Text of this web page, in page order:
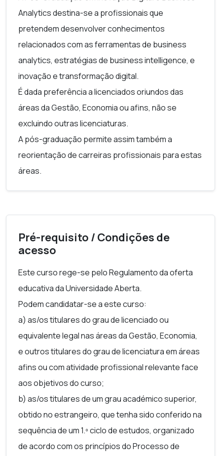
As/Os estudantes terão a oportunidade de criar
redes de contactos com colegas e especialistas
das áreas em estudo, promovendo
relacionamentos profissionais valiosos que
podem impulsionar as suas carreiras profissionais.
• Analisar dados para extrair informações valiosas
para a tomada de decisões.
• Capacidade de tomar decisões informadas com
base em dados e relatórios.
• Aplicar os conhecimentos a um domínio
emergente na prática de casos reais, estudos de
caso e projetos.
As competências adquiridas visam tornar a
experiência de aprendizagem altamente prática e
relevante.
Analyticsdestina-se a profissionais que
pretendem desenvolver conhecimentos
relacionados com as ferramentas de business
analytics, estratégias de business intelligence, e
inovação e transformação digital.
É dada preferência a licenciados oriundos das
áreas da Gestão, Economia ou afins, não se
excluindo outras licenciaturas.
A pós-graduação permite assim também a
reorientação de carreiras profissionais para estas
áreas.
Pré-requisito / Condições de
acesso
Este curso rege-se pelo Regulamento da oferta
educativa da Universidade Aberta.
Podem candidatar-se a este curso:
a) as/os titulares do grau de licenciado ou
equivalente legal nas áreas da Gestão, Economia,
e outros titulares do grau de licenciatura em áreas
afins ou com atividade profissional relevante face
aos objetivos do curso;
b) as/os titulares de um grau académico superior,
obtido no estrangeiro, que tenha sido conferido na
sequência de um 1.º ciclo de estudos, organizado
de acordo com os princípios do Processo de